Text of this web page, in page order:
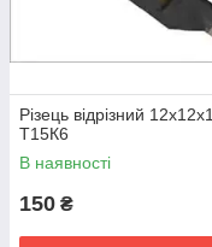
Різець відрізний
Т15К6
В наявності
150 ₴